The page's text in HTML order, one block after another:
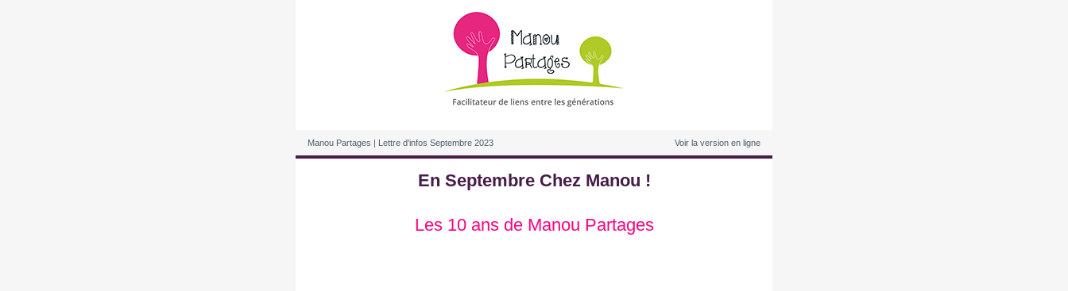
Manou Partages | Lettre d'infos Septembre 2023 Voir la version en ligne
En Septembre Chez Manou !
Les 10 ans de Manou Partages